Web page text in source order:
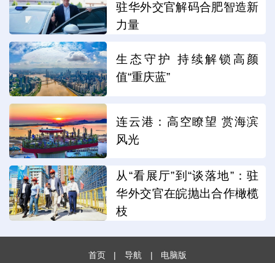
驻华外交官解码合肥智造新
力量
生态守护 持续解锁高颜
值“重庆蓝”
连云港：高空瞭望 赏海滨
风光
从“看展厅”到“谈落地”：驻
华外交官在皖抛出合作橄榄
枝
首页 | 导航 | 电脑版